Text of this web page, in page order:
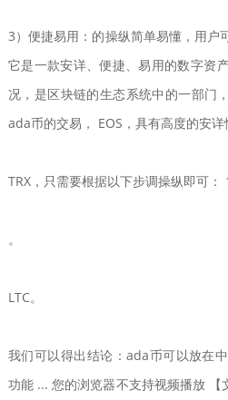
3）便捷易用：的操纵简单易懂，用户
它是一款安详、便捷、易用的数字资
况，是区块链的生态系统中的一部门
ada币的交易， EOS，具有高度的安详
TRX，只需要根据以下步调操纵即可：
。
LTC。
我们可以得出结论：ada币可以放在
功能 ... 您的浏览器不支持视频播放